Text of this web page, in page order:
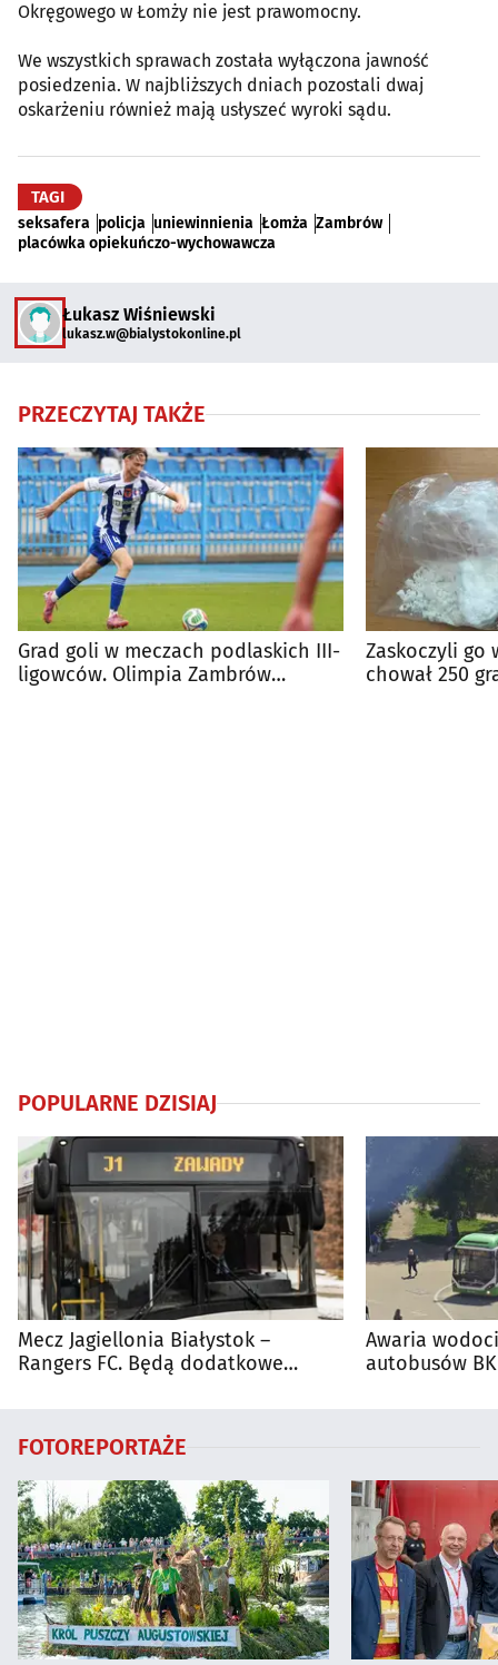
Okręgowego w Łomży nie jest prawomocny.
We wszystkich sprawach została wyłączona jawność
posiedzenia. W najbliższych dniach pozostali dwaj
oskarżeniu również mają usłyszeć wyroki sądu.
TAGI
seksafera policja uniewinnienia Łomża Zambrów
placówka opiekuńczo-wychowawcza
Łukasz Wiśniewski
lukasz.w@bialystokonline.pl
PRZECZYTAJ TAKŻE
Grad goli w meczach podlaskich III-
ligowców. Olimpia Zambrów
Zaskoczyli go
chował 250
POPULARNE DZISIAJ
Mecz Jagiellonia Białystok –
Rangers FC. Będą dodatkowe
Awaria
autobusów
FOTOREPORTAŻE